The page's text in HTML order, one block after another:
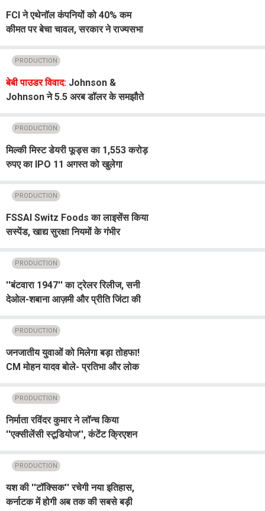
FCI ने एथेनॉल कंपनियों को 40% कम
कीमत पर बेचा चावल, सरकार ने राज्यसभा
PRODUCTION
बेबी पाउडर विवाद: Johnson &
Johnson ने 5.5 अरब डॉलर के समझौते
PRODUCTION
मिल्की मिस्ट डेयरी फूड्स का 1,553 करोड़
रुपए का IPO 11 अगस्त को खुलेगा
PRODUCTION
FSSAI Switz Foods का लाइसेंस किया
सस्पेंड, खाद्य सुरक्षा नियमों के गंभीर
PRODUCTION
''बंटवारा 1947'' का ट्रेलर रिलीज, सनी
देओल-शबाना आज़मी और प्रीति जिंटा की
PRODUCTION
जनजातीय युवाओं को मिलेगा बड़ा तोहफा!
CM मोहन यादव बोले- प्रतिभा और लोक
PRODUCTION
निर्माता रविंदर कुमार ने लॉन्च किया
''एक्सीलेंसी स्टूडियोज'', कंटेंट क्रिएशन
PRODUCTION
यश की ''टॉक्सिक'' रचेगी नया इतिहास,
कर्नाटक में होगी अब तक की सबसे बड़ी